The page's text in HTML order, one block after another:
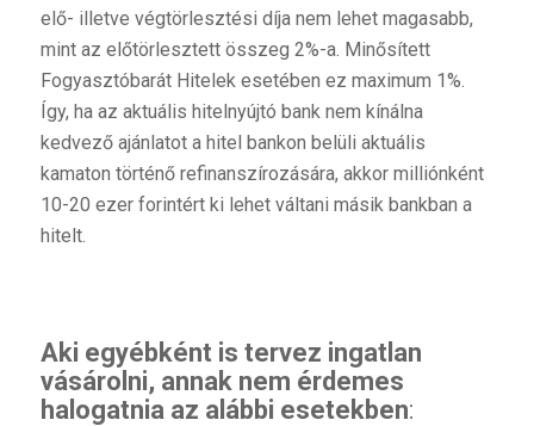
elő- illetve végtörlesztési díja nem lehet magasabb,
mint az előtörlesztett összeg 2%-a. Minősített
Fogyasztóbarát Hitelek esetében ez maximum 1%.
Így, ha az aktuális hitelnyújtó bank nem kínálna
kedvező ajánlatot a hitel bankon belüli aktuális
kamaton történő refinanszírozására, akkor milliónként
10-20 ezer forintért ki lehet váltani másik bankban a
hitelt.
Aki egyébként is tervez ingatlan
vásárolni, annak nem érdemes
halogatnia az alábbi esetekben: